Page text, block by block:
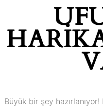
Büyük bir şey hazırlanıyor!